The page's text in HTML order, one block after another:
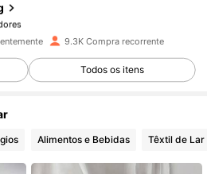
9.3K Compra recorrente
Todos os itens
Alimentos e Bebidas Têxtil de Lar